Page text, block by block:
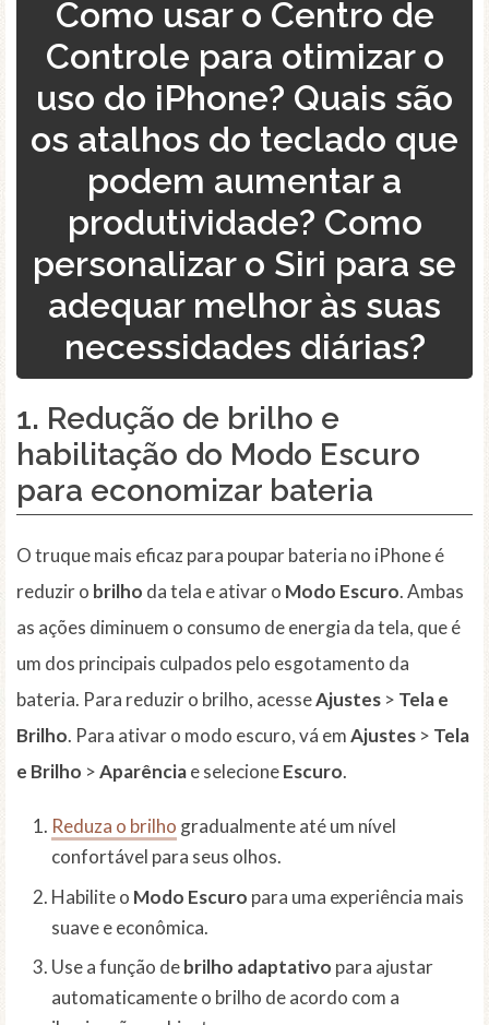
Como usar o Centro de
Controle para otimizar o
uso do iPhone? Quais são
os atalhos do teclado que
podem aumentar a
produtividade? Como
personalizar o Siri para se
adequar melhor às suas
necessidades diárias?
1. Redução de brilho e
habilitação do Modo Escuro
para economizar bateria
O truque mais eficaz para poupar bateria no iPhone é
reduzir o brilho da tela e ativar o Modo Escuro. Ambas
as ações diminuem o consumo de energia da tela, que é
um dos principais culpados pelo esgotamento da
bateria. Para reduzir o brilho, acesseAjustes > Tela e
Brilho. Para ativar o modo escuro, vá emAjustes > Tela
e Brilho >Aparênciae selecioneEscuro.
Reduza o brilho gradualmente até um nível
confortável para seus olhos.
Habilite o Modo Escuro para uma experiência mais
suave e econômica.
Use a função debrilho adaptativo para ajustar
automaticamente o brilho de acordo com a